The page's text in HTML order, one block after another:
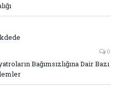
0
Bağımsızlığına Dair Bazı